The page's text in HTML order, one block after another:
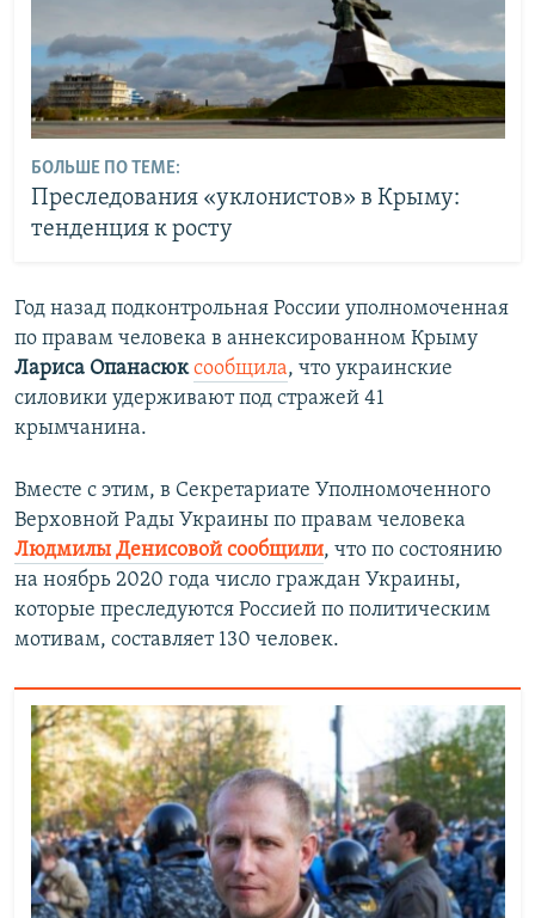
БОЛЬШЕ ПО ТЕМЕ:
Преследования «уклонистов» в Крыму:
тенденция к росту
Год назад подконтрольная России уполномоченная
по правам человека в аннексированном Крыму
Лариса Опанасюк сообщила, что украинские
силовики удерживают под стражей 41
крымчанина.
Вместе с этим, в Секретариате Уполномоченного
Верховной Рады Украины по правам человека
Людмилы Денисовой сообщили, что по состоянию
на ноябрь 2020 года число граждан Украины,
которые преследуются Россией по политическим
мотивам, составляет 130 человек.